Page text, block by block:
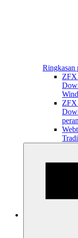
Ringkasan
ZFX
ZFX